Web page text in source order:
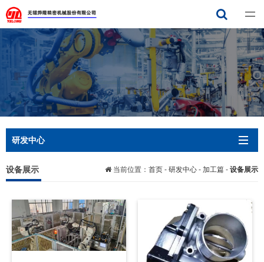
无锡烨隆精密机械有限公司
研发中心
设备展示 当前位置： 首页 - 研发中心 - 加工篇 - 设备展示